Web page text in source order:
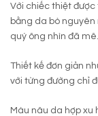
Với chiếc thiệt
bằng da bò
quý ông nhìn đã mê.
Thiết kế đơn giản
với từng đường chỉ
Màu nâu da hợp xu